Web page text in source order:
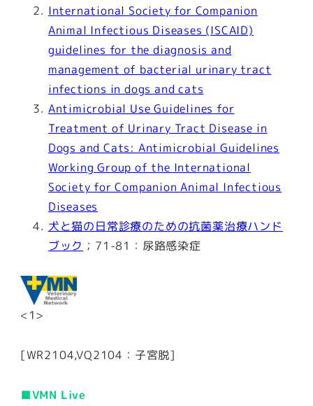
International Society for Companion
Animal Infectious Diseases (ISCAID)
guidelines for the diagnosis and
management of bacterial urinary tract
infections in dogs and cats
Antimicrobial Use Guidelines for
Treatment of Urinary Tract Disease in
Dogs and Cats: Antimicrobial Guidelines
Working Group of the International
Society for Companion Animal Infectious
Diseases
犬と猫の日常診療のための抗菌薬治療ハンド
ブック ；71-81：尿路感染症
<1>
[WR2104,VQ2104：子宮脱]
■VMN Live